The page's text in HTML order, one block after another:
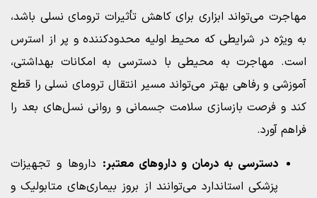
مهاجرت می‌تواند ابزاری برای کاهش تأثیرات ترومای نسلی باشد،
به ویژه در شرایطی که محیط اولیه محدودکننده و پر از استرس
است. مهاجرت به محیطی با دسترسی به امکانات بهداشتی،
آموزشی و رفاهی بهتر می‌تواند مسیر انتقال ترومای نسلی را قطع
کند و فرصت بازسازی سلامت جسمانی و روانی نسل‌های بعد را
فراهم آورد.
دسترسی به درمان و داروهای معتبر: داروها و تجهیزات
پزشکی استاندارد می‌توانند از بروز بیماری‌های متابولیک و